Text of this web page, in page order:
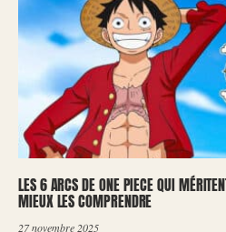
LES 6 ARCS DE ONE PIECE QUI
MIEUX LES COMPRENDRE
27 novembre 2025